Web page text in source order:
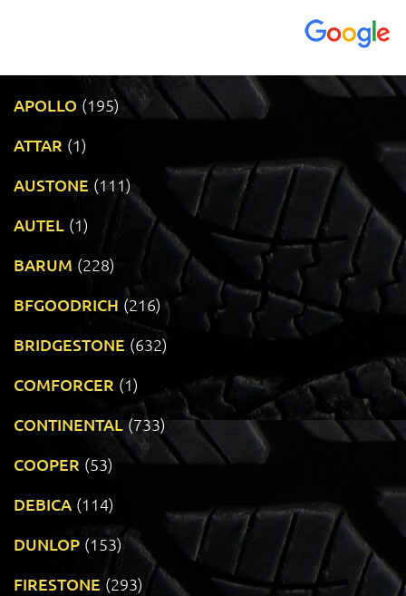
APOLLO (195)
ATTAR (1)
AUSTONE (111)
AUTEL (1)
BARUM (228)
BFGOODRICH (216)
BRIDGESTONE (632)
COMFORCER (1)
CONTINENTAL (733)
COOPER (53)
DEBICA (114)
DUNLOP (153)
FIRESTONE (293)